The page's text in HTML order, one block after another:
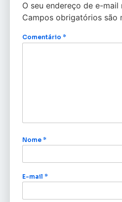
O seu endereço de e-
Campos obrigatórios são
Comentário *
Nome *
E-mail *